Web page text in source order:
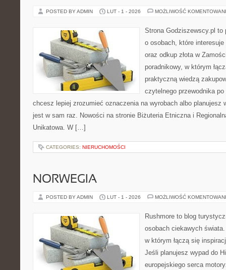
POSTED BY ADMIN LUT - 1 - 2026 MOŻLIWOŚĆ
Strona Godziszewscy.pl
o osobach, które
oraz odkup złota w
poradnikowy, w którym
praktyczną wiedzą
czytelnego przewodnika
chcesz lepiej zrozumieć oznaczenia na wyrobach albo planujesz
jest w sam raz. Nowości na stronie Biżuteria Etniczna i
Unikatowa. W […]
CATEGORIES: NIERUCHOMOŚCI
NORWEGIA
POSTED BY ADMIN LUT - 1 - 2026 MOŻLIWOŚĆ
Rushmore to blog
osobach ciekawych
w którym łączą się
Jeśli planujesz wypad do
europejskiego serca